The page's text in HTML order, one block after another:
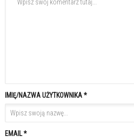
IMIĘ/NAZWA UŻYTKOWNIKA *
EMAIL *